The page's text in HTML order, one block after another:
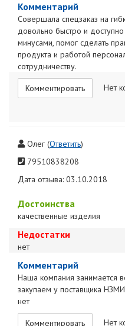
Комментарий
Совершала спецзаказ на
довольно быстро и
минусами, помог сделать
продукта и работой
сотрудничеству.
Комментировать
Нет
Олег (Ответить)
79510838208
Дата отзыва: 03.10.2018
Достоинства
качественные изделия
Недостатки
нет
Комментарий
Наша компания занимается
закупаем у поставщика
нет
Комментировать
Нет